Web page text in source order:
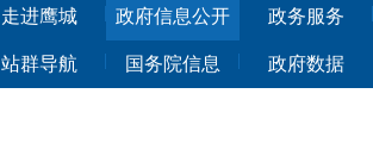
走进鹰城 政府信息公开 政务服务
站群导航 国务院信息 政府数据